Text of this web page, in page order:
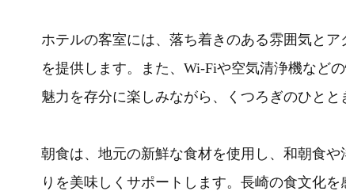
ホテルの客室には、落ち着きのある雰囲気と
を提供します。また、Wi-Fiや空気清浄機など
魅力を存分に楽しみながら、くつろぎのひとと
朝食は、地元の新鮮な食材を使用し、和朝食
りを美味しくサポートします。長崎の食文化